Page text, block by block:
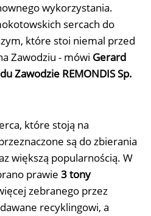
wykorzystania.
sercach do
które stoi niemal przed
Zawodziu - mówi Gerard
Zawodzie REMONDIS Sp.
które stoją na
są do zbierania
większą popularnością. W
prawie 3 tony
zebranego przez
recyklingowi, a